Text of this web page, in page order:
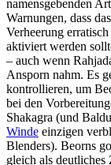
namensgebenden
Warnungen, dass
Verheerung
aktiviert werden
– auch wenn
Ansporn nahm. Es
kontrollieren, um
bei den
Shakagra (und
Winde einzigen
Blenders). Beorns
gleich als deutliches